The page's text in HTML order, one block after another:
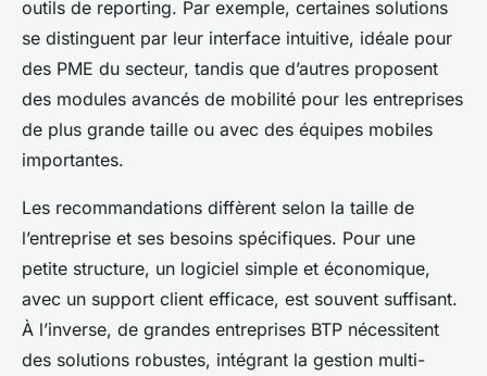
outils de reporting. Par exemple, certaines solutions
se distinguent par leur interface intuitive, idéale pour
des PME du secteur, tandis que d’autres proposent
des modules avancés de mobilité pour les entreprises
de plus grande taille ou avec des équipes mobiles
importantes.
Les recommandations diffèrent selon la taille de
l’entreprise et ses besoins spécifiques. Pour une
petite structure, un logiciel simple et économique,
avec un support client efficace, est souvent suffisant.
À l’inverse, de grandes entreprises BTP nécessitent
des solutions robustes, intégrant la gestion multi-